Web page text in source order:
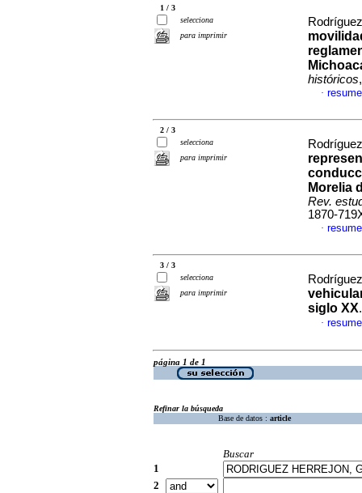
1 / 3
selecciona
para imprimir
históricos
·
2 / 3
selecciona
para imprimir
Morelia
Rev.
1870-
·
3 / 3
selecciona
para imprimir
siglo XX
·
página 1 de 1
Refinar la búsqueda
Base de datos : article
Buscar
1
2